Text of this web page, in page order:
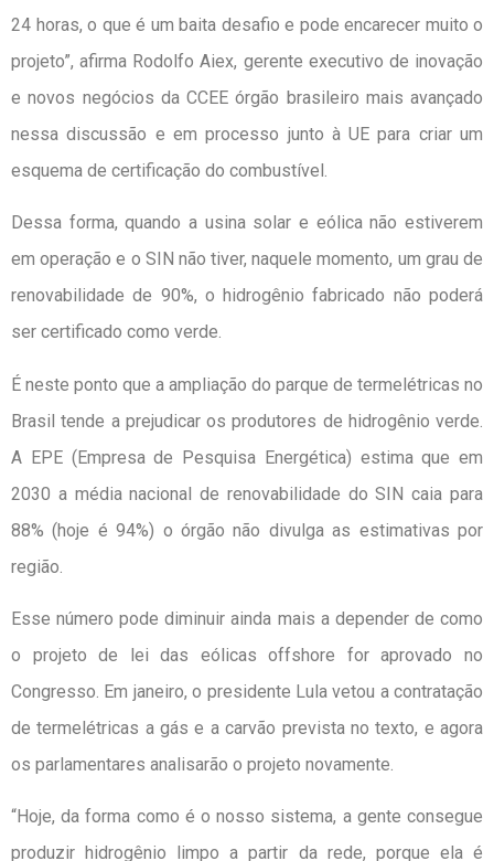
24 horas, o que é um baita desafio e pode encarecer muito o
projeto”, afirma Rodolfo Aiex, gerente executivo de inovação
e novos negócios da CCEE órgão brasileiro mais avançado
nessa discussão e em processo junto à UE para criar um
esquema de certificação do combustível.
Dessa forma, quando a usina solar e eólica não estiverem
em operação e o SIN não tiver, naquele momento, um grau de
renovabilidade de 90%, o hidrogênio fabricado não poderá
ser certificado como verde.
É neste ponto que a ampliação do parque de termelétricas no
Brasil tende a prejudicar os produtores de hidrogênio verde.
A EPE (Empresa de Pesquisa Energética) estima que em
2030 a média nacional de renovabilidade do SIN caia para
88% (hoje é 94%) o órgão não divulga as estimativas por
região.
Esse número pode diminuir ainda mais a depender de como
o projeto de lei das eólicas offshore for aprovado no
Congresso. Em janeiro, o presidente Lula vetou a contratação
de termelétricas a gás e a carvão prevista no texto, e agora
os parlamentares analisarão o projeto novamente.
“Hoje, da forma como é o nosso sistema, a gente consegue
produzir hidrogênio limpo a partir da rede, porque ela é